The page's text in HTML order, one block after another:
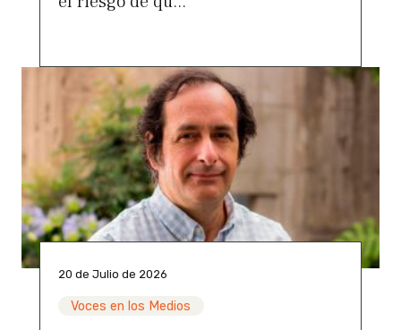
20 de Julio de 2026
Voces en los Medios